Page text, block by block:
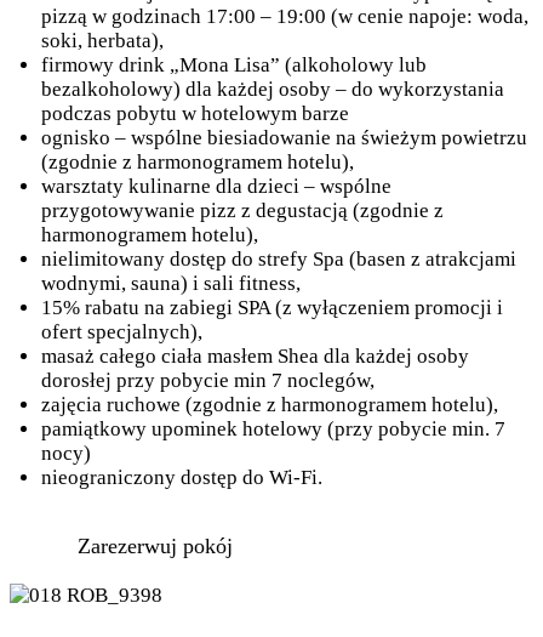
pizzą w godzinach 17:00 – 19:00 (w cenie napoje: woda,
soki, herbata),
firmowy drink „Mona Lisa” (alkoholowy lub
bezalkoholowy) dla każdej osoby – do wykorzystania
podczas pobytu w hotelowym barze
ognisko – wspólne biesiadowanie na świeżym powietrzu
(zgodnie z harmonogramem hotelu),
warsztaty kulinarne dla dzieci – wspólne
przygotowywanie pizz z degustacją (zgodnie z
harmonogramem hotelu),
nielimitowany dostęp do strefy Spa (basen z atrakcjami
wodnymi, sauna) i sali fitness,
15% rabatu na zabiegi SPA (z wyłączeniem promocji i
ofert specjalnych),
masaż całego ciała masłem Shea dla każdej osoby
dorosłej przy pobycie min 7 noclegów,
zajęcia ruchowe (zgodnie z harmonogramem hotelu),
pamiątkowy upominek hotelowy (przy pobycie min. 7
nocy)
nieograniczony dostęp do Wi-Fi.
Zarezerwuj pokój